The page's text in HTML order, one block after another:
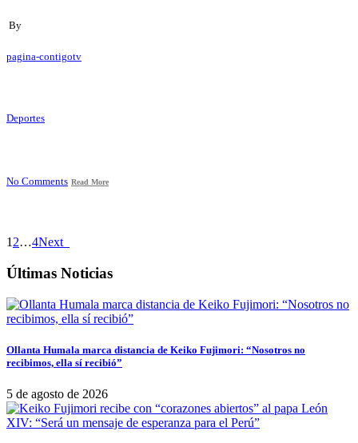
By
pagina-contigotv
Deportes
No Comments Read More
1 2…4Next
Últimas Noticias
Ollanta Humala marca distancia de Keiko Fujimori: “Nosotros no
recibimos, ella sí recibió”
5 de agosto de 2026